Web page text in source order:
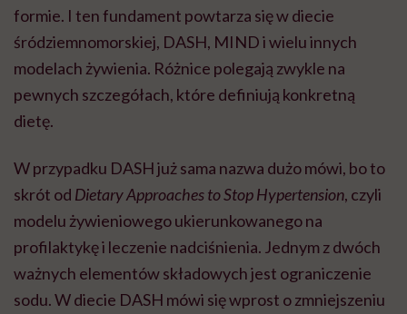
formie. I ten fundament powtarza się w diecie
śródziemnomorskiej, DASH, MIND i wielu innych
modelach żywienia. Różnice polegają zwykle na
pewnych szczegółach, które definiują konkretną
dietę.
W przypadku DASH już sama nazwa dużo mówi, bo to
skrót od Dietary Approaches to Stop Hypertension, czyli
modelu żywieniowego ukierunkowanego na
profilaktykę i leczenie nadciśnienia. Jednym z dwóch
ważnych elementów składowych jest ograniczenie
sodu. W diecie DASH mówi się wprost o zmniejszeniu